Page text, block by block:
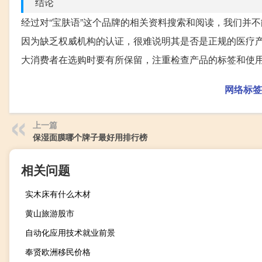
经过对“宝肤语”这个品牌的相关资料搜索和阅读，我们并
因为缺乏权威机构的认证，很难说明其是否是正规的医
大消费者在选购时要有所保留，注重检查产品的标签和
网络标
上一篇
保湿面膜哪个牌子最好用排行榜
相关问题
实木床有什么木材
黄山旅游股市
自动化应用技术就业前景
奉贤欧洲移民价格